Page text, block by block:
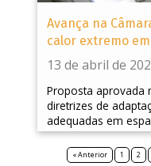
Avança na
calor extremo
13 de abril de
Proposta aprovada
diretrizes de
adequadas em
« Anterior 1 2